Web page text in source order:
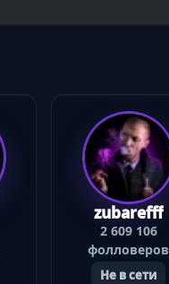
zubarefff
2 609 106
фолловеров
Не в сети